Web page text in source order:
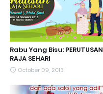
Rabu Yang Bisu: PERUTUSAN
RAJA SEHARI
October 09, 2013